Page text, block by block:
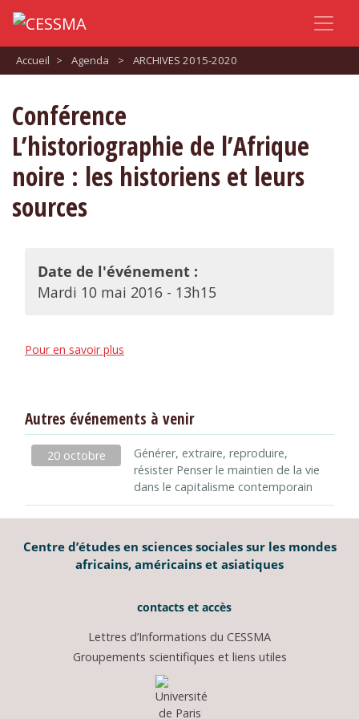
Accueil > Agenda > ARCHIVES 2015-2020
Conférence
L’historiographie de l’Afrique
noire : les historiens et leurs
sources
Date de l'événement :
Mardi 10 mai 2016 - 13h15
Pour en savoir plus
Autres événements à venir
20 octobre
Générer, extraire, reproduire,
résister Penser le maintien de la vie
dans le capitalisme contemporain
Centre d’études en sciences sociales sur les mondes
africains, américains et asiatiques
contacts et accès
Lettres d’Informations du CESSMA
Groupements scientifiques et liens utiles